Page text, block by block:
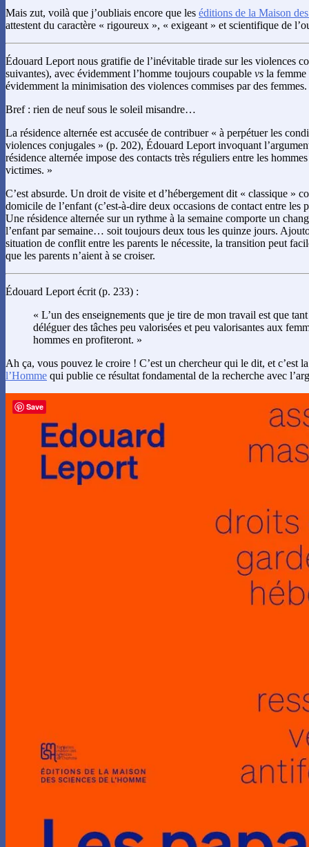
Mais zut, voilà que j’oubliais encore que les éditions de la Maison
attestent du caractère « rigoureux », « exigeant » et scientifique de
Édouard Leport nous gratifie de l’inévitable tirade sur les violences
suivantes), avec évidemment l’homme toujours coupable vs la
évidemment la minimisation des violences commises par des femmes.
Bref : rien de neuf sous le soleil misandre…
La résidence alternée est accusée de contribuer « à perpétuer les
violences conjugales » (p. 202), Édouard Leport invoquant
résidence alternée impose des contacts très réguliers entre les
victimes. »
C’est absurde. Un droit de visite et d’hébergement dit « classique »
domicile de l’enfant (c’est-à-dire deux occasions de contact entre les
Une résidence alternée sur un rythme à la semaine comporte un
l’enfant par semaine… soit toujours deux tous les quinze jours.
situation de conflit entre les parents le nécessite, la transition peut
que les parents n’aient à se croiser.
Édouard Leport écrit (p. 233) :
« L’un des enseignements que je tire de mon travail est que
déléguer des tâches peu valorisées et peu valorisantes aux
hommes en profiteront. »
Ah ça, vous pouvez le croire ! C’est un chercheur qui le dit, et c’est
l’Homme qui publie ce résultat fondamental de la recherche avec
Save